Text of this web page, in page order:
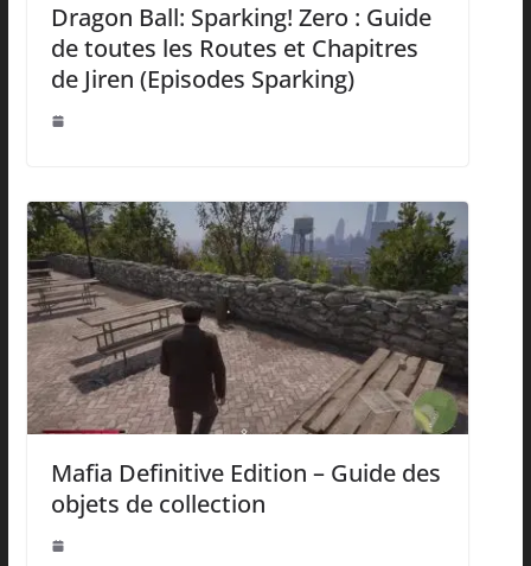
Dragon Ball: Sparking! Zero : Guide
de toutes les Routes et Chapitres
de Jiren (Episodes Sparking)
Mafia Definitive Edition – Guide des
objets de collection